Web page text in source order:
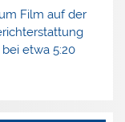
Film auf der
etwa 5:20